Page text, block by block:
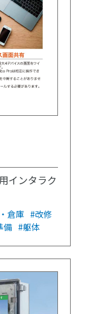
インタラク
倉庫 #改修
備 #躯体